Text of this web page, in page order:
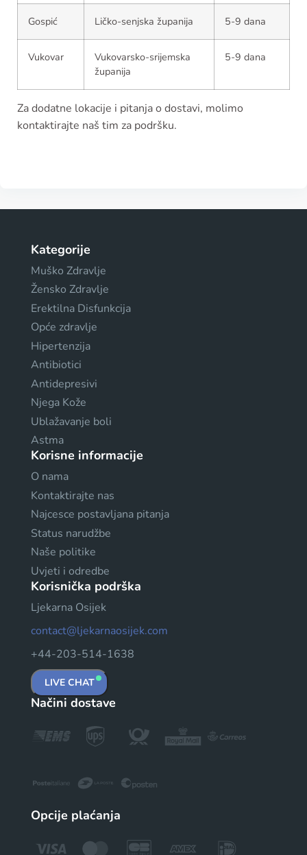
Gospić Ličko-senjska županija 5-9 dana
Vukovar
Vukovarsko-srijemska
županija
5-9 dana
Za dodatne lokacije i pitanja o dostavi, molimo
kontaktirajte naš tim za podršku.
Kategorije
Muško Zdravlje
Žensko Zdravlje
Erektilna Disfunkcija
Opće zdravlje
Hipertenzija
Antibiotici
Antidepresivi
Njega Kože
Ublažavanje boli
Astma
Korisne informacije
O nama
Kontaktirajte nas
Najcesce postavljana pitanja
Status narudžbe
Naše politike
Uvjeti i odredbe
Korisnička podrška
Ljekarna Osijek
contact@ljekarnaosijek.com
+44-203-514-1638
LIVE CHAT
Načini dostave
Opcije plaćanja